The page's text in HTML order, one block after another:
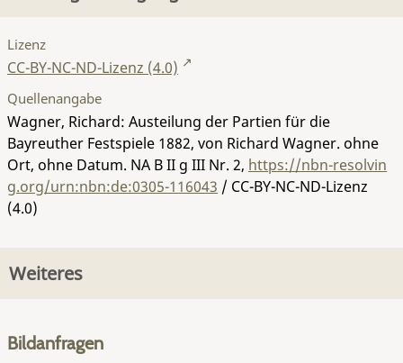
Lizenz
CC-BY-NC-ND-Lizenz (4.0)
Quellenangabe
Wagner, Richard: Austeilung der Partien für die
Bayreuther Festspiele 1882, von Richard Wagner. ohne
Ort, ohne Datum. NA B II g III Nr. 2, https://nbn-resolvin
g.org/urn:nbn:de:0305-116043 / CC-BY-NC-ND-Lizenz
(4.0)
Weiteres
Bildanfragen